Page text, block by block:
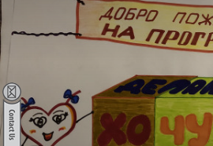
к
содержимому